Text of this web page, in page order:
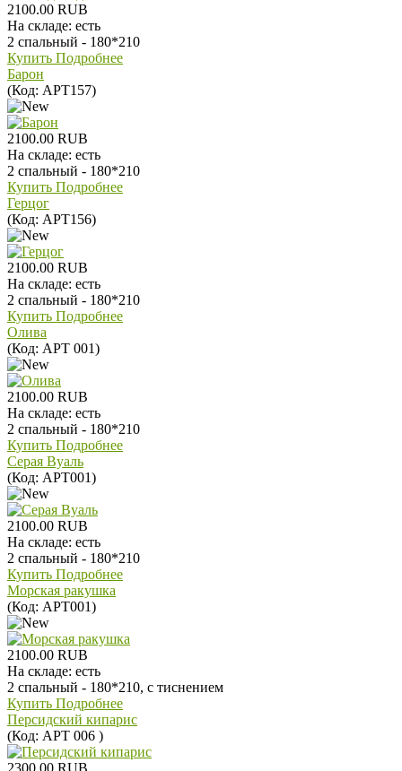
2100.00 RUB
На складе: есть
2 спальный - 180*210
Купить Подробнее
Барон
(Код: АРТ157)
2100.00 RUB
На складе: есть
2 спальный - 180*210
Купить Подробнее
Герцог
(Код: АРТ156)
2100.00 RUB
На складе: есть
2 спальный - 180*210
Купить Подробнее
Олива
(Код: АРТ 001)
2100.00 RUB
На складе: есть
2 спальный - 180*210
Купить Подробнее
Серая Вуаль
(Код: АРТ001)
2100.00 RUB
На складе: есть
2 спальный - 180*210
Купить Подробнее
Морская ракушка
(Код: АРТ001)
2100.00 RUB
На складе: есть
2 спальный - 180*210, с тиснением
Купить Подробнее
Персидский кипарис
(Код: АРТ 006 )
2300.00 RUB